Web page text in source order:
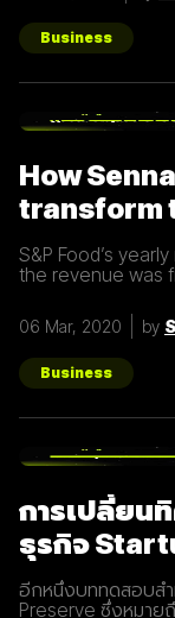
อย่างมีประสิทธิภาพ
Marketing คือ การ
กลุ่มเป้าหมายเข้าม
อาจจะทำผ่านเว็บไ
และเทคโนโลยีที่พัฒ
Inbound
ถือให้กับธุรกิจได้เ
Marketing Attract
Business
How
transform
S&P Food’s
the revenue was
The digital
06 Mar, 2020 by
Business
การเปลี่ย
ธุรกิจ
Preserve
อีกหนึ่งบททดสอบส
Preserve ซึ่งหมา